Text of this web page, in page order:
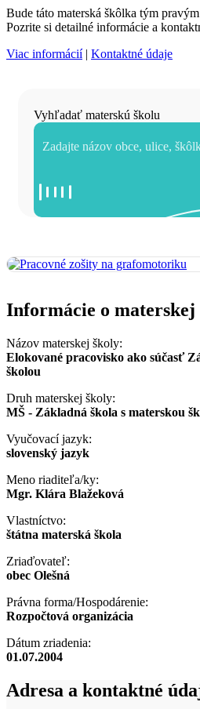
Bude táto materská škôlka tým
Pozrite si detailné informácie a
Viac informácií| Kontaktné údaje
Vyhľadať materskú školu
Informácie o materskej
Názov materskej školy:
Elokované pracovisko ako súčasť
školou
Druh materskej školy:
MŠ - Základná škola s materskou
Vyučovací jazyk:
slovenský jazyk
Meno riaditeľa/ky:
Mgr. Klára Blažeková
Vlastníctvo:
štátna materská škola
Zriaďovateľ:
obec Olešná
Právna forma/Hospodárenie:
Rozpočtová organizácia
Dátum zriadenia:
01.07.2004
Adresa a kontaktné